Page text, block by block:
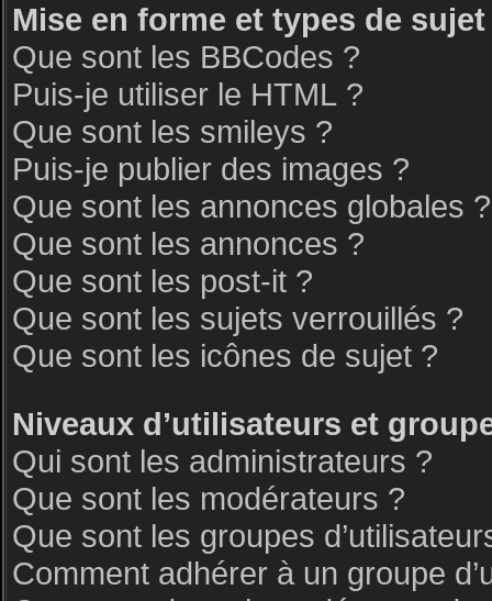
Mise en forme et types de sujet
Que sont les BBCodes ?
Puis-je utiliser le HTML ?
Que sont les smileys ?
Puis-je publier des images ?
Que sont les annonces globales ?
Que sont les annonces ?
Que sont les post-it ?
Que sont les sujets verrouillés ?
Que sont les icônes de sujet ?
Niveaux d’utilisateurs et
Qui sont les administrateurs ?
Que sont les modérateurs ?
Que sont les groupes
Comment adhérer à un groupe